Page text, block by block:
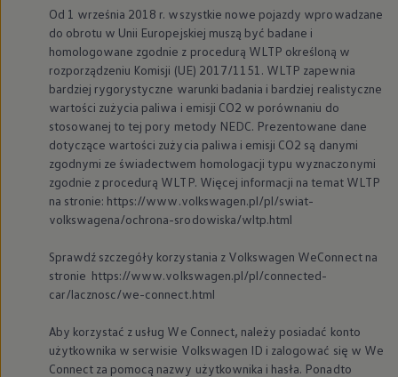
Od 1 września 2018 r. wszystkie nowe pojazdy wprowadzane
do obrotu w Unii Europejskiej muszą być badane i
homologowane zgodnie z procedurą WLTP określoną w
rozporządzeniu Komisji (UE) 2017/1151. WLTP zapewnia
bardziej rygorystyczne warunki badania i bardziej realistyczne
wartości zużycia paliwa i emisji CO2 w porównaniu do
stosowanej to tej pory metody NEDC. Prezentowane dane
dotyczące wartości zużycia paliwa i emisji CO2 są danymi
zgodnymi ze świadectwem homologacji typu wyznaczonymi
zgodnie z procedurą WLTP. Więcej informacji na temat WLTP
na stronie: https://www.volkswagen.pl/pl/swiat-
volkswagena/ochrona-srodowiska/wltp.html
Sprawdź szczegóły korzystania z Volkswagen WeConnect na
stronie https://www.volkswagen.pl/pl/connected-
car/lacznosc/we-connect.html
Aby korzystać z usług We Connect, należy posiadać konto
użytkownika w serwisie Volkswagen ID i zalogować się w We
Connect za pomocą nazwy użytkownika i hasła. Ponadto